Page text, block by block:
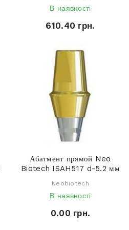
В наявності
610.40 грн.
Абатмент прямой Neo
Biotech ISAH517 d-5.2 мм
Neobiotech
В наявності
0.00 грн.